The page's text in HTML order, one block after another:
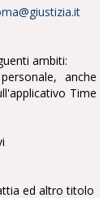
ambiti:
anche
Time
ed altro titolo